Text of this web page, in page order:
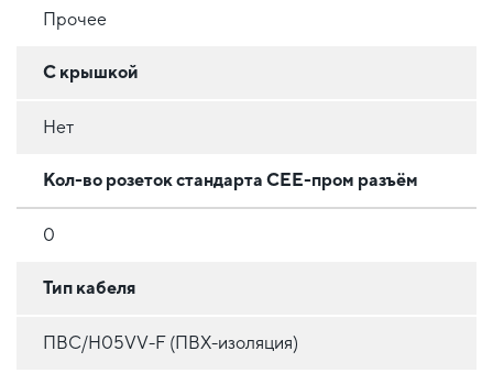
Прочее
С крышкой
Нет
Кол-во розеток стандарта CEE-пром разъём
0
Тип кабеля
ПВС/H05VV-F (ПВХ-изоляция)